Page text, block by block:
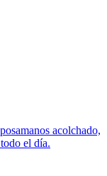
acolchado,
el día.